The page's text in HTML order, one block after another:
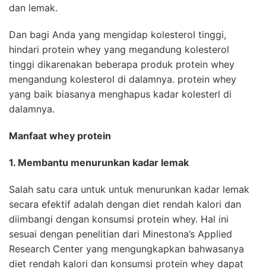
dan lemak.
Dan bagi Anda yang mengidap kolesterol tinggi,
hindari protein whey yang megandung kolesterol
tinggi dikarenakan beberapa produk protein whey
mengandung kolesterol di dalamnya. protein whey
yang baik biasanya menghapus kadar kolesterl di
dalamnya.
Manfaat whey protein
1. Membantu menurunkan kadar lemak
Salah satu cara untuk untuk menurunkan kadar lemak
secara efektif adalah dengan diet rendah kalori dan
diimbangi dengan konsumsi protein whey. Hal ini
sesuai dengan penelitian dari Minestona’s Applied
Research Center yang mengungkapkan bahwasanya
diet rendah kalori dan konsumsi protein whey dapat